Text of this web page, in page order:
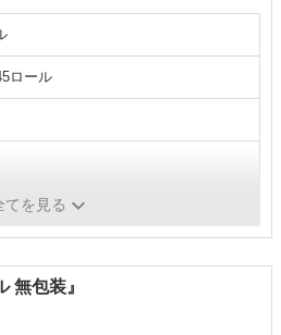
ロール
てを見る
無包装』